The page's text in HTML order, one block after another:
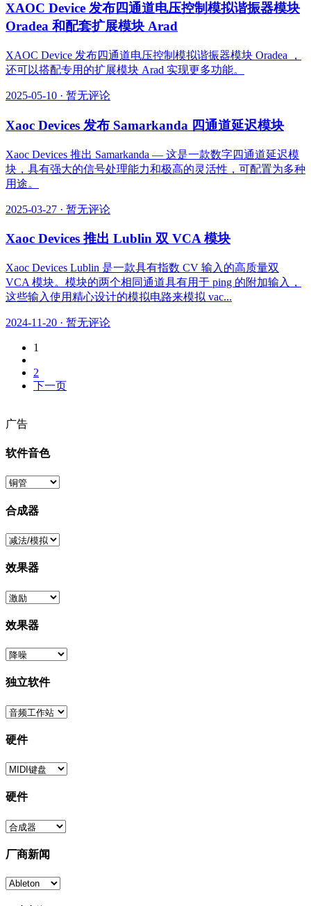
XAOC Device 发布四通道电压控制模拟谐振器模块
Oradea 和配套扩展模块 Arad
XAOC Device 发布四通道电压控制模拟谐振器模块 Oradea ，
还可以搭配专用的扩展模块 Arad 实现更多功能。
2025-05-10 · 暂无评论
Xaoc Devices 发布 Samarkanda 四通道延迟模块
Xaoc Devices 推出 Samarkanda — 这是一款数字四通道延迟模
块，具有强大的信号处理能力和极高的灵活性，可配置为多种
用途。
2025-03-27 · 暂无评论
Xaoc Devices 推出 Lublin 双 VCA 模块
Xaoc Devices Lublin 是一款具有指数 CV 输入的高质量双
VCA 模块。模块的两个相同通道具有用于 ping 的附加输入，
这些输入使用精心设计的模拟电路来模拟 vac...
2024-11-20 · 暂无评论
1
2
下一页
广告
软件音色
合成器
效果器
效果器
独立软件
硬件
硬件
厂商新闻